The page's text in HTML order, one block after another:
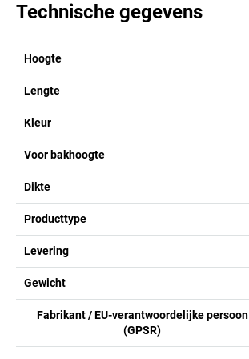
Technische gegevens
Hoogte
Lengte
Kleur
Voor bakhoogte
Dikte
Producttype
Levering
Gewicht
Fabrikant / EU-verantwoordelijke persoon
(GPSR)